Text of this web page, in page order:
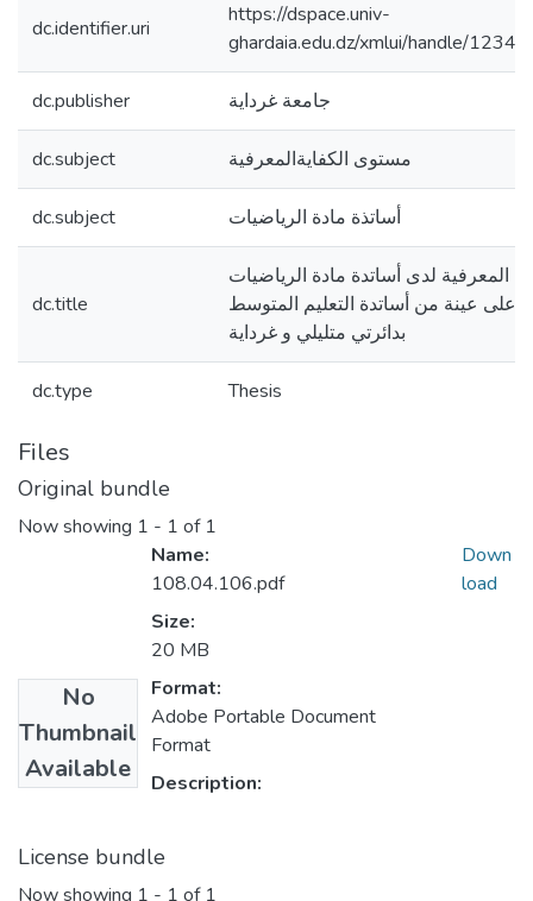
dc.identifier.uri
https://dspace.univ-
ghardaia.edu.dz/xmlui/handle/
dc.publisher جامعة غرداية
dc.subject مستوى الكفايةالمعرفية
dc.subject أساتذة مادة الرياضيات
dc.title
المعرفية لدى أساتدة مادة الرياضيات
على عينة من أساتدة التعليم المتوسط
بدائرتي متليلي و غرداية
dc.type Thesis
Files
Original bundle
Now showing 1 - 1 of 1
No
Thumbnail
Available
Name:
108.04.106.pdf
Size:
20 MB
Format:
Adobe Portable Document
Format
Description:
Down
load
License bundle
Now showing 1 - 1 of 1